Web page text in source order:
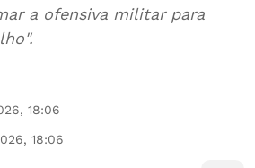
a ofensiva militar para
18:06
18:06